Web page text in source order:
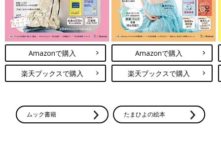
Amazonで購入
楽天ブックスで購入
Amazonで購入
楽天ブックスで購入
ムック書籍 たまひよの絵本